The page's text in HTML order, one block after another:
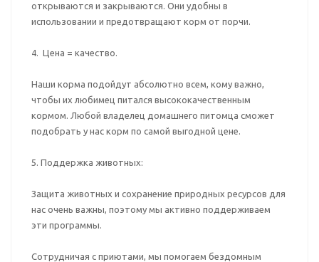
открываются и закрываются. Они удобны в
использовании и предотвращают корм от порчи.
4. Цена = качество.
Наши корма подойдут абсолютно всем, кому важно,
чтобы их любимец питался высококачественным
кормом. Любой владелец домашнего питомца сможет
подобрать у нас корм по самой выгодной цене.
5. Поддержка животных:
Защита животных и сохранение природных ресурсов для
нас очень важны, поэтому мы активно поддерживаем
эти программы.
Сотрудничая с приютами, мы помогаем бездомным